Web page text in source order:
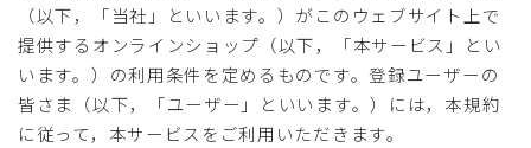
（以下，「当社」といいます。）がこのウェブサイト上で
提供するオンラインショップ（以下，「本サービス」とい
います。）の利用条件を定めるものです。登録ユーザーの
皆さま（以下，「ユーザー」といいます。）には，本規約
に従って，本サービスをご利用いただきます。